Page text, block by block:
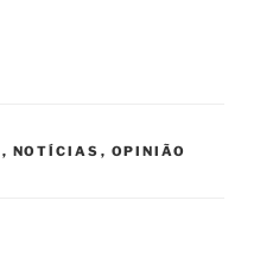
, NOTÍCIAS , OPINIÃO